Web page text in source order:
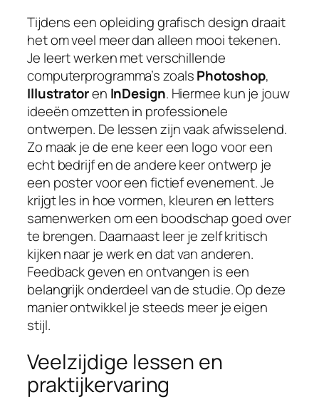
Tijdens een opleiding grafisch design draait
het om veel meer dan alleen mooi tekenen.
Je leert werken met verschillende
computerprogramma’s zoalsPhotoshop,
Illustratoren InDesign. Hiermee kun je jouw
ideeën omzetten in professionele
ontwerpen. De lessen zijn vaak afwisselend.
Zo maak je de ene keer een logo voor een
echt bedrijf en de andere keer ontwerp je
een poster voor een fictief evenement. Je
krijgt les in hoe vormen, kleuren en letters
samenwerken om een boodschap goed over
te brengen. Daarnaast leer je zelf kritisch
kijken naar je werk en dat van anderen.
Feedback geven en ontvangen is een
belangrijk onderdeel van de studie. Op deze
manier ontwikkel je steeds meer je eigen
stijl.
Veelzijdige lessen en
praktijkervaring